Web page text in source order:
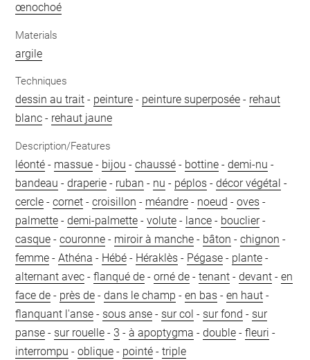
œnochoé
Materials
argile
Techniques
dessin au trait - peinture - peinture superposée - rehaut
blanc - rehaut jaune
Description/Features
léonté - massue - bijou -chaussé - bottine -demi-nu -
bandeau -draperie - ruban - nu - péplos -décor végétal -
cercle -cornet -croisillon - méandre - noeud -oves -
palmette -demi-palmette -volute - lance - bouclier-
casque -couronne - miroir à manche - bâton -chignon -
femme -Athéna - Hébé - Héraklès - Pégase - plante -
alternant avec -flanqué de -orné de -tenant -devant -en
face de - près de -dans le champ -en bas -en haut -
flanquant l'anse - sous anse - sur col - sur fond - sur
panse - sur rouelle -3 -à apoptygma -double -fleuri -
interrompu -oblique - pointé -triple